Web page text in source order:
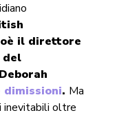
il direttore
del
dimissioni. Ma
inevitabili oltre